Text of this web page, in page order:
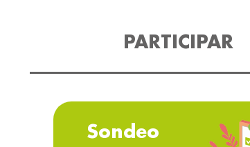
PARTICIPAR
Sondeo